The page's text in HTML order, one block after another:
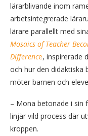
lärarblivande inom
arbetsintegrerade
lärare parallellt med
Mosaics of Teacher
Difference, inspirerade
och hur den didaktiska
möter barnen och
– Mona betonade i sin
linjär vild process där
kroppen.